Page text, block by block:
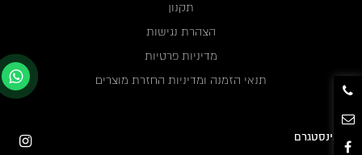
תקנון
הצהרת נגישות
מדיניות פרטיות
תנאי הזמנה ומדיניות החזרת מוצרים
אינסטגרם